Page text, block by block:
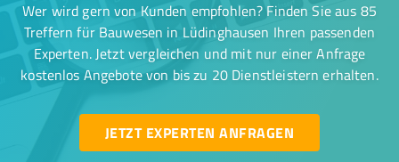
Wer wird gern von Kunden empfohlen? Finden Sie aus 85
Treffern für Bauwesen in Lüdinghausen Ihren passenden
Experten. Jetzt vergleichen und mit nur einer Anfrage
kostenlos Angebote von bis zu 20 Dienstleistern erhalten.
JETZT EXPERTEN ANFRAGEN